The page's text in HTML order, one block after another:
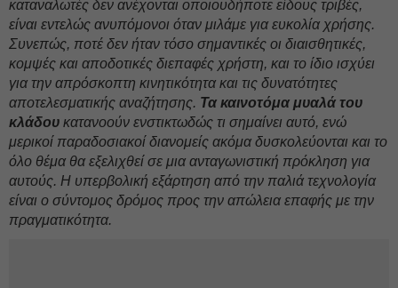
καταναλωτές δεν ανέχονται οποιουδήποτε είδους τριβές,
είναι εντελώς ανυπόμονοι όταν μιλάμε για ευκολία χρήσης.
Συνεπώς, ποτέ δεν ήταν τόσο σημαντικές οι διαισθητικές,
κομψές και αποδοτικές διεπαφές χρήστη, και το ίδιο ισχύει
για την απρόσκοπτη κινητικότητα και τις δυνατότητες
αποτελεσματικής αναζήτησης. Τα καινοτόμα μυαλά του
κλάδου κατανοούν ενστικτωδώς τι σημαίνει αυτό, ενώ
μερικοί παραδοσιακοί διανομείς ακόμα δυσκολεύονται και το
όλο θέμα θα εξελιχθεί σε μια ανταγωνιστική πρόκληση για
αυτούς. Η υπερβολική εξάρτηση από την παλιά τεχνολογία
είναι ο σύντομος δρόμος προς την απώλεια επαφής με την
πραγματικότητα.